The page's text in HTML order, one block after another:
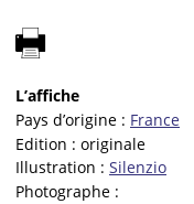
L’affiche
Pays d’origine : France
Edition : originale
Illustration : Silenzio
Photographe :